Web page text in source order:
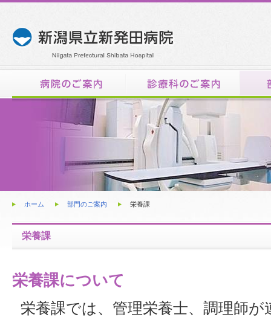
内
ホーム 部門のご案内 栄養課
栄養課
栄養課について
栄養課では、管理栄養士、調理師